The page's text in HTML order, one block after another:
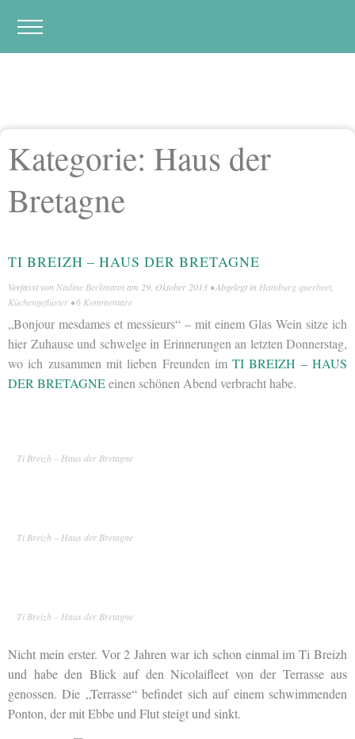
Kategorie: Haus der
Bretagne
TI BREIZH – HAUS DER BRETAGNE
Verfasst von Nadine Beckmann am 29. Oktober 2013 • Abgelegt in Hamburg querbeet
Küchengeflüster •6 Kommentare
„Bonjour mesdames et messieurs“ – mit einem Glas Wein sitze ich
hier Zuhause und schwelge in Erinnerungen an letzten Donnerstag,
wo ich zusammen mit lieben Freunden imTI BREIZH – HAUS
DER BRETAGNEeinen schönen Abend verbracht habe.
Ti Breizh – Haus der Bretagne
Ti Breizh – Haus der Bretagne
Ti Breizh – Haus der Bretagne
Nicht mein erster. Vor 2 Jahren war ich schon einmal im Ti Breizh
und habe den Blick auf den Nicolaifleet von der Terrasse aus
genossen. Die „Terrasse“ befindet sich auf einem schwimmenden
Ponton, der mit Ebbe und Flut steigt und sinkt.